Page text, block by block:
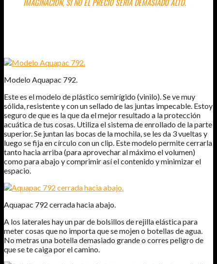
IMAGINACIÓN, SI NO EL PRECIO SERIA DEMASIADO ALTO.
Modelo Aquapac 792.
Este es el modelo de plástico semirígido (vinilo). Se ve muy
sólida, resistente y con un sellado de las juntas impecable. Estoy
seguro de que es la que da el mejor resultado a la protección
acuática de tus cosas. Utiliza el sistema de enrollado de la parte
superior. Se juntan las bocas de la mochila, se les da 3 vueltas y
luego se fija en círculo con un clip. Este modelo permite cerrarla
tanto hacia arriba (para aprovechar al máximo el volumen)
como para abajo y comprimir así el contenido y minimizar el
espacio.
Aquapac 792 cerrada hacia abajo.
A los laterales hay un par de bolsillos de rejilla elástica para
meter cosas que no importa que se mojen o botellas de agua.
No metras una botella demasiado grande o corres peligro de
que se te caiga por el camino.